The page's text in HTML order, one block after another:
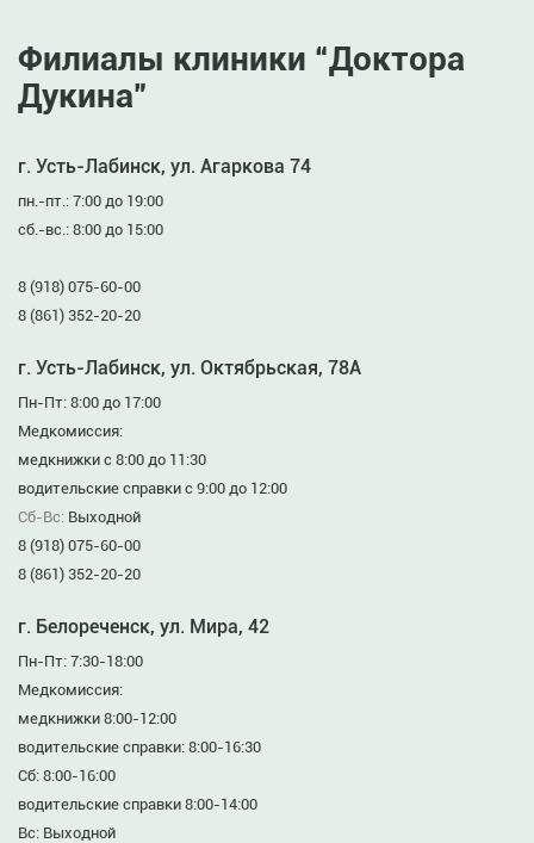
Филиалы клиники “Доктора
Дукина”
г. Усть-Лабинск, ул. Агаркова 74
пн.-пт.: 7:00 до 19:00
сб.-вс.: 8:00 до 15:00
8 (918) 075-60-00
8 (861) 352-20-20
г. Усть-Лабинск, ул. Октябрьская, 78А
Пн-Пт: 8:00 до 17:00
Медкомиссия:
медкнижки с 8:00 до 11:30
водительские справки с 9:00 до 12:00
Сб-Вс: Выходной
8 (918) 075-60-00
8 (861) 352-20-20
г. Белореченск, ул. Мира, 42
Пн-Пт: 7:30-18:00
Медкомиссия:
медкнижки 8:00-12:00
водительские справки: 8:00-16:30
Сб: 8:00-16:00
водительские справки 8:00-14:00
Вс: Выходной